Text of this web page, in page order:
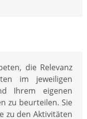
die Relevanz
im jeweiligen
Ihrem eigenen
zu beurteilen. Sie
zu den Aktivitäten